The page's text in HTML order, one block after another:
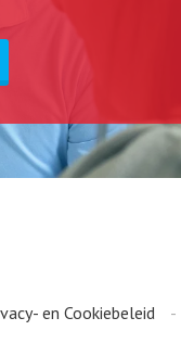
en Cookiebeleid